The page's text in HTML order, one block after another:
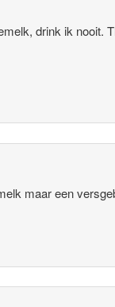
drink ik nooit.
maar een